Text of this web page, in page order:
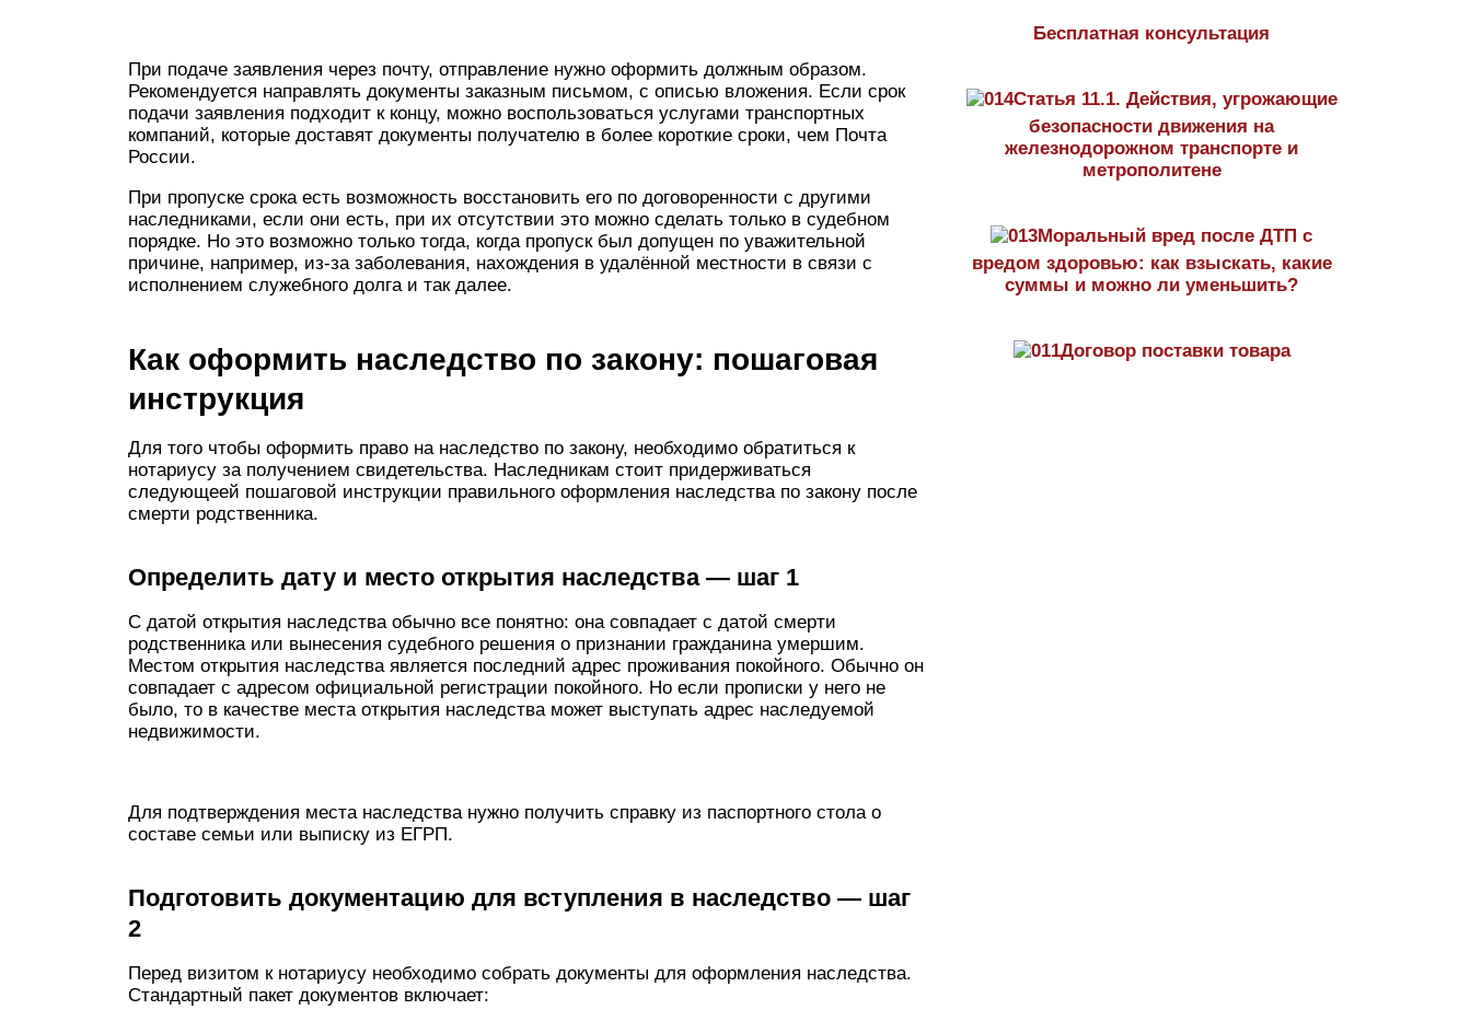
При подаче заявления через почту, отправление нужно оформить должным образом.
Рекомендуется направлять документы заказным письмом, с описью вложения. Если срок
подачи заявления подходит к концу, можно воспользоваться услугами транспортных
компаний, которые доставят документы получателю в более короткие сроки, чем Почта
России.
При пропуске срока есть возможность восстановить его по договоренности с другими
наследниками, если они есть, при их отсутствии это можно сделать только в судебном
порядке. Но это возможно только тогда, когда пропуск был допущен по уважительной
причине, например, из-за заболевания, нахождения в удалённой местности в связи с
исполнением служебного долга и так далее.
Как оформить наследство по закону: пошаговая
инструкция
Для того чтобы оформить право на наследство по закону, необходимо обратиться к
нотариусу за получением свидетельства. Наследникам стоит придерживаться
следующеей пошаговой инструкции правильного оформления наследства по закону после
смерти родственника.
Определить дату и место открытия наследства — шаг 1
С датой открытия наследства обычно все понятно: она совпадает с датой смерти
родственника или вынесения судебного решения о признании гражданина умершим.
Местом открытия наследства является последний адрес проживания покойного. Обычно он
совпадает с адресом официальной регистрации покойного. Но если прописки у него не
было, то в качестве места открытия наследства может выступать адрес наследуемой
недвижимости.
Для подтверждения места наследства нужно получить справку из паспортного стола о
составе семьи или выписку из ЕГРП.
Подготовить документацию для вступления в наследство — шаг
2
Перед визитом к нотариусу необходимо собрать документы для оформления наследства.
Стандартный пакет документов включает:
Бесплатная консультация
Статья 11.1. Действия, угрожающие
безопасности движения на
железнодорожном транспорте и
метрополитене
Моральный вред после ДТП с
вредом здоровью: как взыскать, какие
суммы и можно ли уменьшить?
Договор поставки товара